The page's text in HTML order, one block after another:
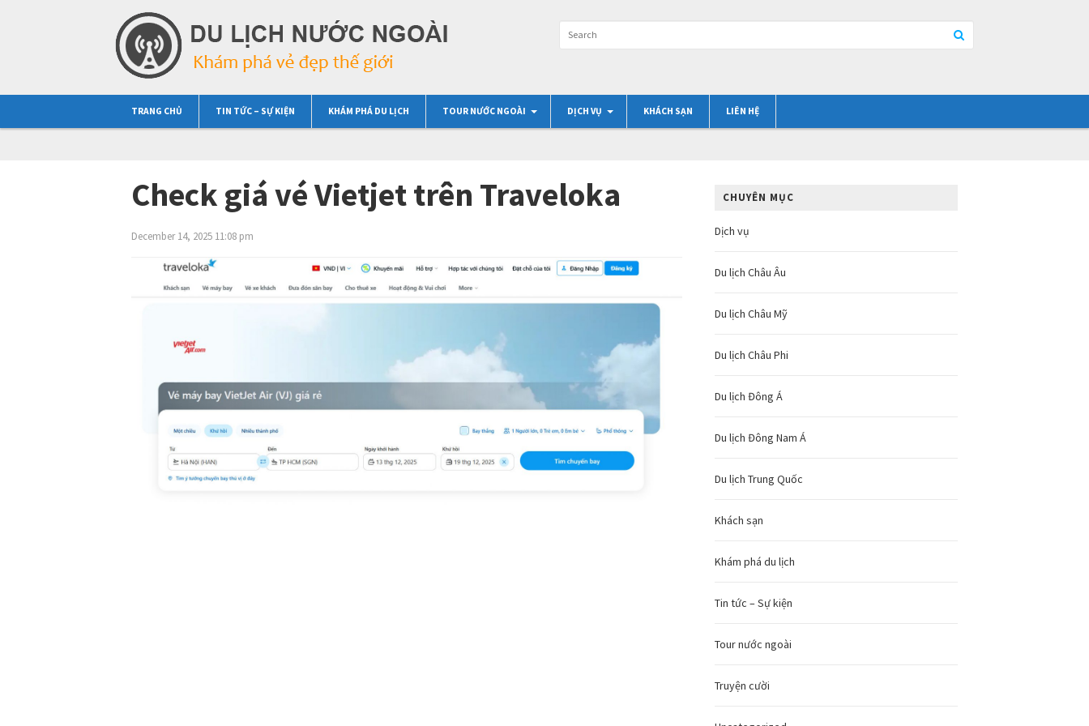
TRANG CHỦ TIN TỨC – SỰ KIỆN KHÁM PHÁ DU LỊCH TOUR NƯỚC NGOÀI DỊCH VỤ KHÁCH SẠN LIÊN HỆ
Check giá vé Vietjet trên Traveloka
December 14, 2025 11:08 pm
CHUYÊN MỤC
Dịch vụ
Du lịch Châu Âu
Du lịch Châu Mỹ
Du lịch Châu Phi
Du lịch Đông Á
Du lịch Đông Nam Á
Du lịch Trung Quốc
Khách sạn
Khám phá du lịch
Tin tức – Sự kiện
Tour nước ngoài
Truyện cười